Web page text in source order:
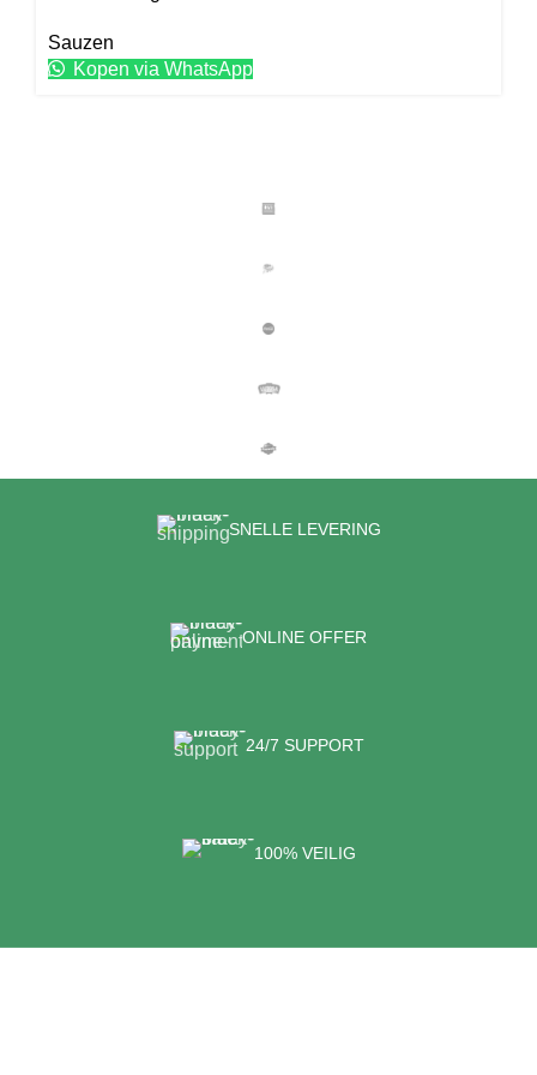
Sauzen
Kopen via WhatsApp
SNELLE LEVERING
ONLINE OFFER
24/7 SUPPORT
100% VEILIG